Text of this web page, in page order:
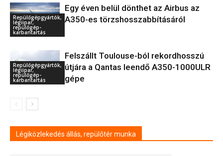
Repülőgépgyártók,
légiipar,
repülőgép-
karbantartás
Egy éven belül dönthet az Airbus az
A350-es törzshosszabbításáról
Repülőgépgyártók,
légiipar,
repülőgép-
karbantartás
Felszállt Toulouse-ból rekordhosszú
útjára a Qantas leendő A350-1000ULR
gépe
Légiközlekedés állás, repülőtér munka